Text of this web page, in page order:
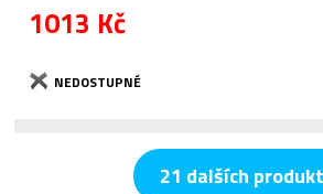
1013 Kč
NEDOSTUPNÉ
21 dalších